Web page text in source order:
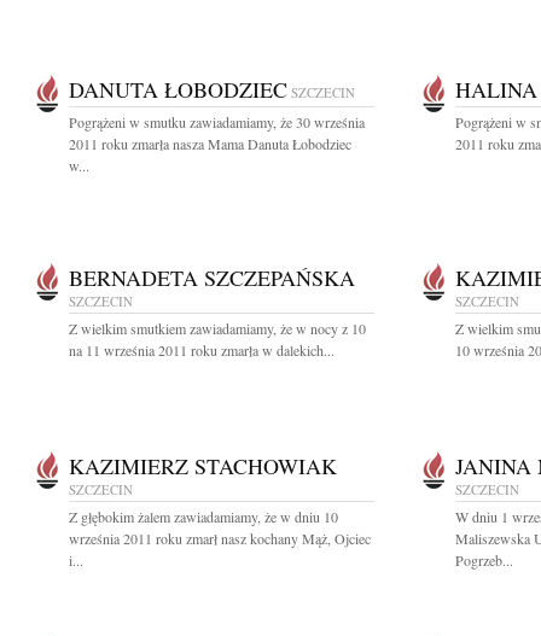
DANUTA ŁOBODZIEC SZCZECIN
Pogrążeni w smutku zawiadamiamy, że 30 września
2011 roku zmarła nasza Mama Danuta Łobodziec
w...
Pogrążeni w
2011 roku
BERNADETA SZCZEPAŃSKA
SZCZECIN
Z wielkim smutkiem zawiadamiamy, że w nocy z 10
na 11 września 2011 roku zmarła w dalekich...
SZCZECIN
Z wielkim
10 września
KAZIMIERZ STACHOWIAK
SZCZECIN
Z głębokim żalem zawiadamiamy, że w dniu 10
września 2011 roku zmarł nasz kochany Mąż, Ojciec
i...
JANINA
SZCZECIN
W dniu 1
Maliszewska
Pogrzeb...